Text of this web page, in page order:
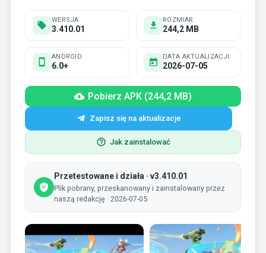
WERSJA
3.410.01
ROZMIAR
244,2 MB
ANDROID
6.0+
DATA AKTUALIZACJI:
2026-07-05
Pobierz APK (244,2 MB)
Zapisz się na aktualizacje
Jak zainstalować
Przetestowane i działa · v3.410.01
Plik pobrany, przeskanowany i zainstalowany przez
naszą redakcję · 2026-07-05